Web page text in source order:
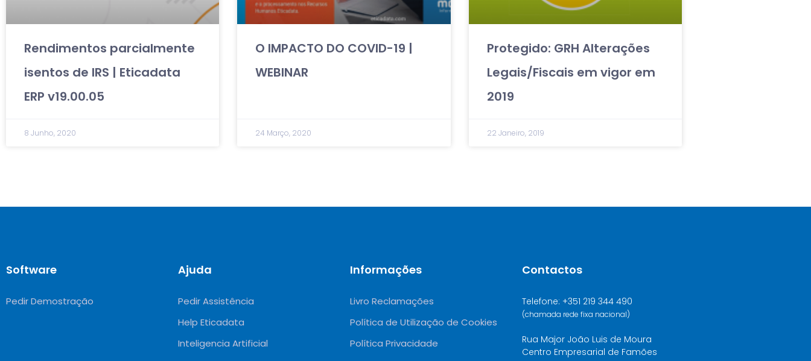
Rendimentos parcialmente
isentos de IRS | Eticadata
ERP v19.00.05
8 Junho, 2020
O IMPACTO DO COVID-19 |
WEBINAR
24 Março, 2020
Protegido: GRH Alterações
Legais/Fiscais em vigor em
2019
22 Janeiro, 2019
Software
Pedir Demostração
Ajuda
Pedir Assistência
Help Eticadata
Inteligencia Artificial
Informações
Livro Reclamações
Política de Utilização de Cookies
Política Privacidade
Contactos
Telefone: +351 219 344 490
(chamada rede fixa nacional)
Rua Major João Luis de Moura
Centro Empresarial de Famões